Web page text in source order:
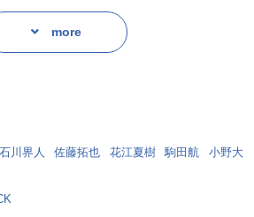
りバカンス気分を味わってくれ。
た全員で過ごすことに決定!
more
石川界人 佐藤拓也 花江夏樹 駒田航
小野大